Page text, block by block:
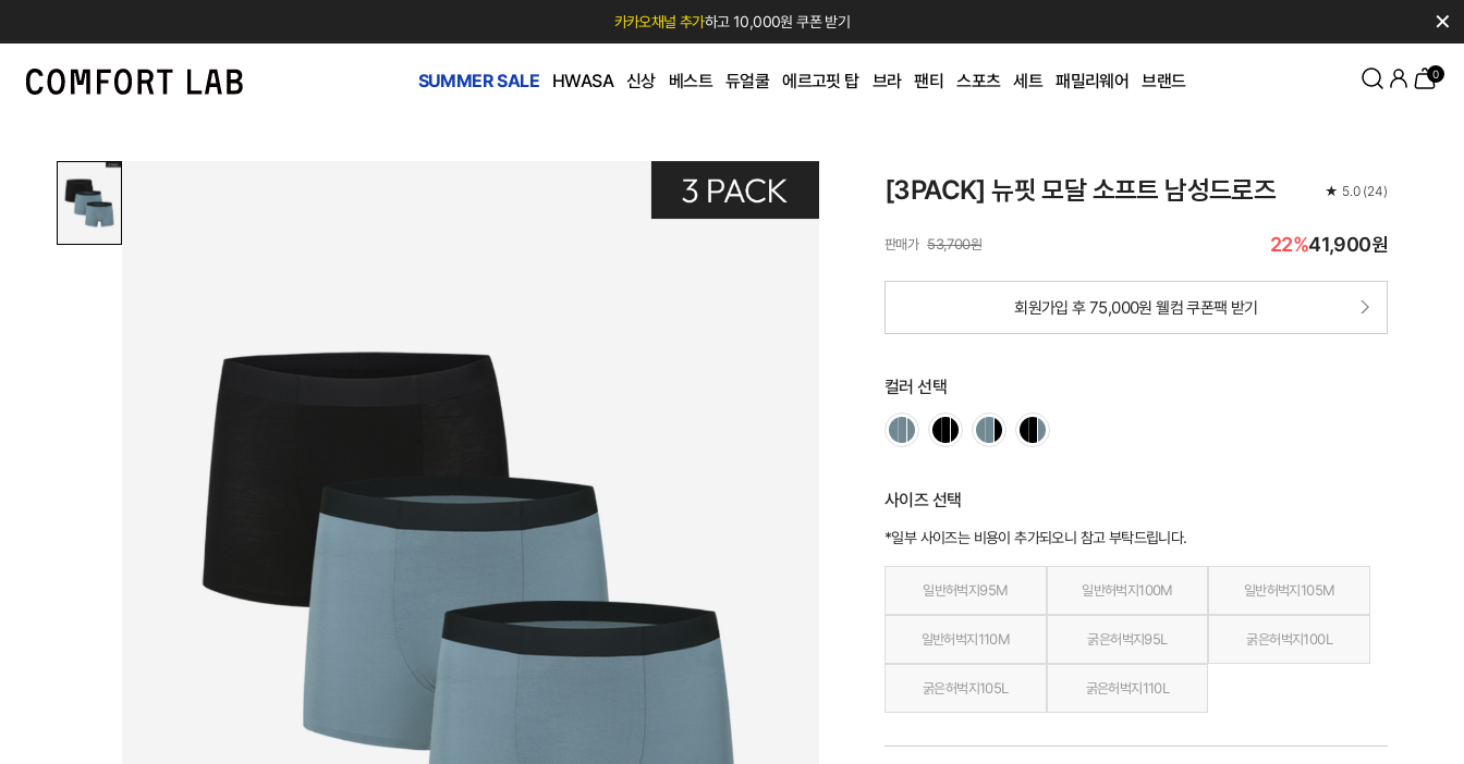
카카오채널 추가하고 10,000원 쿠폰 받기 ✕
SUMMER SALE HWASA 신상 베스트 듀얼쿨 에르고핏 탑 브라 팬티 스포츠 세트 패밀리웨어 브랜드 0
[3PACK] 뉴핏 모달 소프트 남성드로즈 ★ 5.0 (24)
53,700원 22%41,900원
회원가입 후 75,000원 웰컴 쿠폰팩 받기
컬러 선택
사이즈 선택
*일부 사이즈는 비용이 추가되오니 참고 부탁드립니다.
일반허벅지95M 일반허벅지100M 일반허벅지105M
일반허벅지110M 굵은허벅지95L 굵은허벅지100L
굵은허벅지105L 굵은허벅지110L